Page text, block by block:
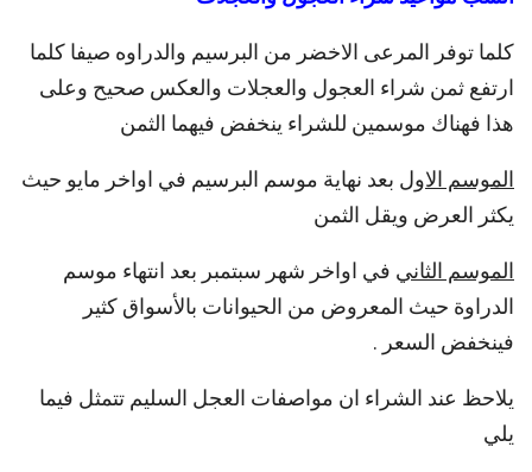
كلما توفر المرعى الاخضر من البرسيم والدراوه صيفا كلما
ارتفع ثمن شراء العجول والعجلات والعكس صحيح وعلى
هذا فهناك موسمين للشراء ينخفض فيهما الثمن
الموسم الاول بعد نهاية موسم البرسيم في اواخر مايو حيث
يكثر العرض ويقل الثمن
الموسم الثاني في اواخر شهر سبتمبر بعد انتهاء موسم
الدراوة حيث المعروض من الحيوانات بالأسواق كثير
فينخفض السعر .
يلاحظ عند الشراء ان مواصفات العجل السليم تتمثل فيما
يلي